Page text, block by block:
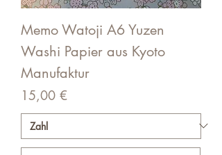
Memo Watoji A6 Yuzen
Washi Papier aus Kyoto
Manufaktur
Preis
15,00 €